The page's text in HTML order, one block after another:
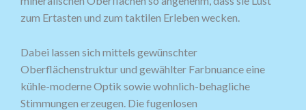
zum Ertasten und zum taktilen Erleben wecken.
Dabei lassen sich mittels gewünschter
Oberflächenstruktur und gewählter Farbnuance eine
kühle-moderne Optik sowie wohnlich-behagliche
Stimmungen erzeugen. Die fugenlosen